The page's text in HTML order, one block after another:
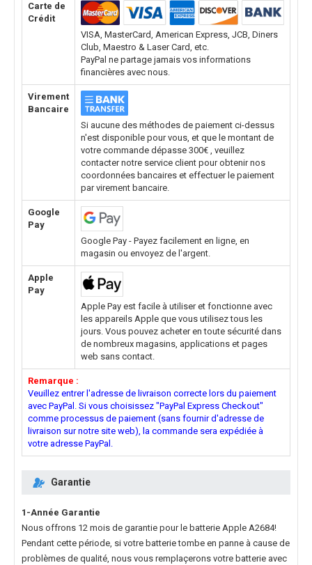
Carte de
Crédit
VISA, MasterCard, American Express, JCB, Diners
Club, Maestro & Laser Card, etc.
PayPal ne partage jamais vos informations
financières avec nous.
Virement
Bancaire
Si aucune des méthodes de paiement ci-dessus
n'est disponible pour vous, et que le montant de
votre commande dépasse 300€ , veuillez
contacter notre service client pour obtenir nos
coordonnées bancaires et effectuer le paiement
par virement bancaire.
Google
Pay
Google Pay - Payez facilement en ligne, en
magasin ou envoyez de l'argent.
Apple
Pay
Apple Pay est facile à utiliser et fonctionne avec
les appareils Apple que vous utilisez tous les
jours. Vous pouvez acheter en toute sécurité dans
de nombreux magasins, applications et pages
web sans contact.
Remarque :
Veuillez entrer l'adresse de livraison correcte lors du paiement
avec PayPal. Si vous choisissez "PayPal Express Checkout"
comme processus de paiement (sans fournir d'adresse de
livraison sur notre site web), la commande sera expédiée à
votre adresse PayPal.
Garantie
1-Année Garantie
Nous offrons 12 mois de garantie pour le batterie Apple A2684!
Pendant cette période, si votre batterie tombe en panne à cause de
problèmes de qualité, nous vous remplaçerons votre batterie avec